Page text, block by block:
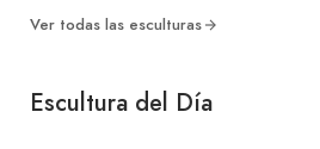
Ver todas las esculturas
Escultura del Día